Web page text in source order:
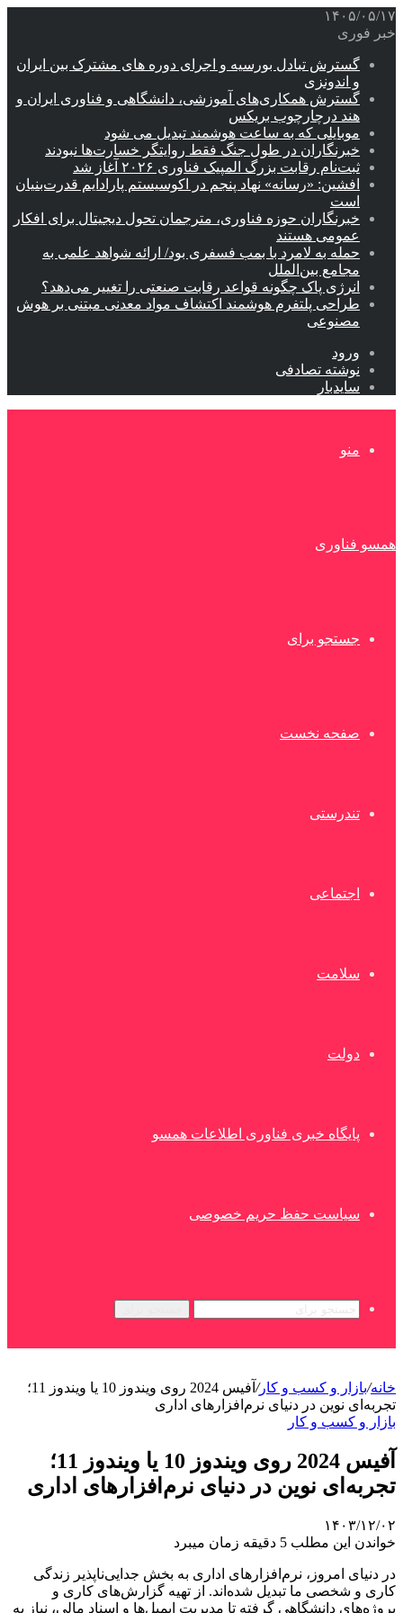
۱۴۰۵/۰۵/۱۷
خبر فوری
گسترش تبادل بورسیه و اجرای دوره های مشترک بین ایران
و اندونزی
گسترش همکاری‌های آموزشی، دانشگاهی و فناوری ایران و
هند درچارچوب بریکس
موبایلی که به ساعت هوشمند تبدیل می شود
خبرنگاران در طول جنگ فقط روایتگر خسارت‌ها نبودند
ثبت‌نام رقابت بزرگ المپیک فناوری ۲۰۲۶ آغاز شد
افشین: «رسانه» نهاد پنجم در اکوسیستم پارادایم قدرت‌بنیان
است
خبرنگاران حوزه فناوری، مترجمان تحول دیجیتال برای افکار
عمومی هستند
حمله به لامرد با بمب فسفری بود/ ارائه شواهد علمی به
مجامع بین‌الملل
انرژی پاک چگونه قواعد رقابت صنعتی را تغییر می‌دهد؟
طراحی پلتفرم هوشمند اکتشاف مواد معدنی مبتنی بر هوش
مصنوعی
ورود
نوشته تصادفی
سایدبار
منو
همسو فناوری
جستجو برای
صفحه نخست
تندرستی
اجتماعی
سلامت
دولت
پایگاه خبری فناوری اطلاعات همسو
سیاست حفظ حریم خصوصی
خانه/بازار و کسب و کار/
آفیس 2024 روی ویندوز 10 یا ویندوز 11؛
تجربه‌ای نوین در دنیای نرم‌افزارهای اداری
بازار و کسب و کار
آفیس 2024 روی ویندوز 10 یا ویندوز 11؛
تجربه‌ای نوین در دنیای نرم‌افزارهای اداری
۱۴۰۳/۱۲/۰۲
خواندن این مطلب 5 دقیقه زمان میبرد
در دنیای امروز، نرم‌افزارهای اداری به بخش جدایی‌ناپذیر زندگی
کاری و شخصی ما تبدیل شده‌اند. از تهیه گزارش‌های کاری و
پروژه‌های دانشگاهی گرفته تا مدیریت ایمیل‌ها و اسناد مالی، نیاز به